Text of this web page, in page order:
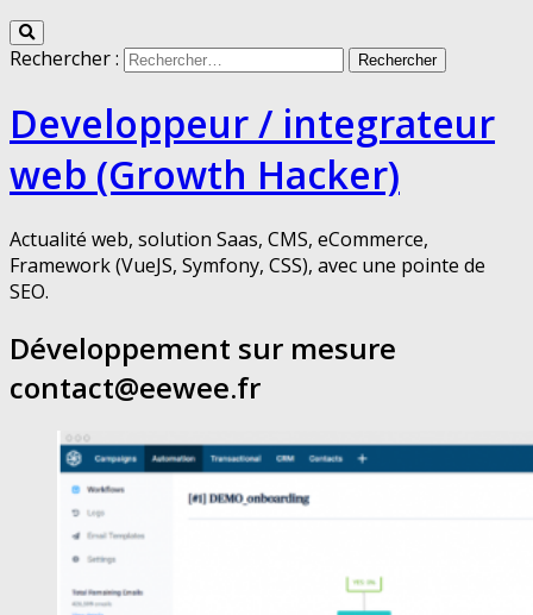
Rechercher :
Developpeur / integrateur
web (Growth Hacker)
Actualité web, solution Saas, CMS, eCommerce,
Framework (VueJS, Symfony, CSS), avec une pointe de
SEO.
Développement sur mesure
contact@eewee.fr